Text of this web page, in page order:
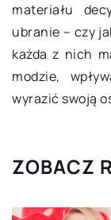
materiału
ubranie – czy
każda z nich
modzie,
wyrazić swoją
ZOBACZ